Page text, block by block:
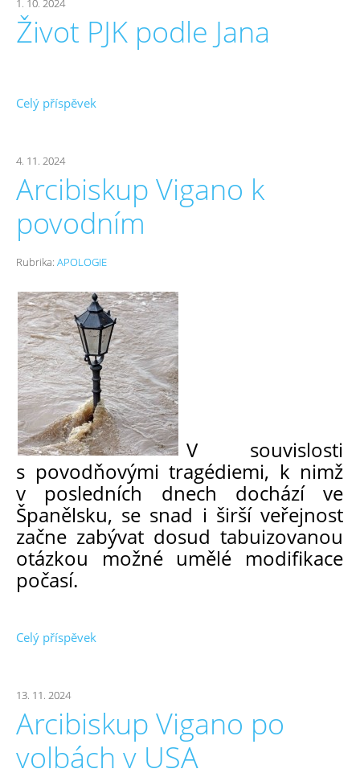
Život PJK podle Jana
Celý příspěvek
4. 11. 2024
Arcibiskup Vigano k
povodním
Rubrika: APOLOGIE
V souvislosti
s povodňovými tragédiemi, k nimž
v posledních dnech dochází ve
Španělsku, se snad i širší veřejnost
začne zabývat dosud tabuizovanou
otázkou možné umělé modifikace
počasí.
Celý příspěvek
13. 11. 2024
Arcibiskup Vigano po
volbách v USA